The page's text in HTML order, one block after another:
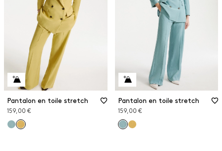
Pantalon en toile stretch
159,00 €
Pantalon en toile stretch
159,00 €